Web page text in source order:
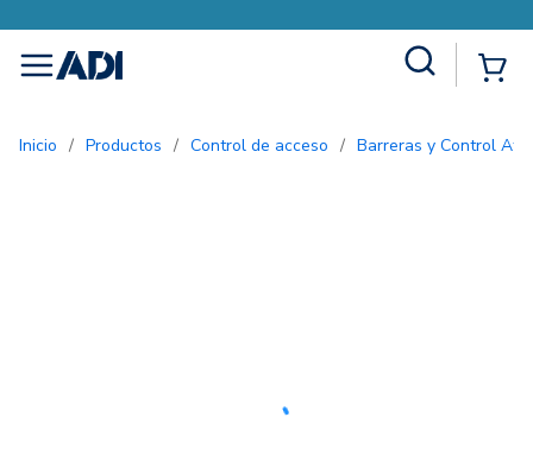
menu
Inicio / Productos / Control de acceso / Barreras y Control